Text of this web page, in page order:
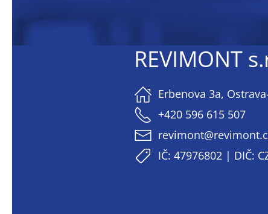
REVIMONT
Erbenova 3a,
+420 596 615 507
IČ: 47976802 | DIČ: